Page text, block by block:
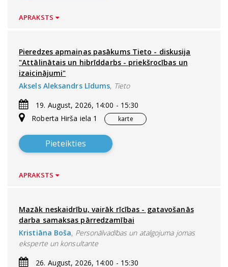
APRAKSTS
Pieredzes apmaiņas pasākums Tieto - diskusija
"Attālinātais un hibrīddarbs - priekšrocības un
izaicinājumi"
Aksels Aleksandrs Līdums, Tieto
19. August, 2026, 14:00 - 15:30
Roberta Hirša iela 1
karte
Pieteikties
APRAKSTS
Mazāk neskaidrību, vairāk rīcības - gatavošanās
darba samaksas pārredzamībai
Kristiāna Boša, Personālvadības un atalgojuma jomas
eksperte un konsultante
26. August, 2026, 14:00 - 15:30